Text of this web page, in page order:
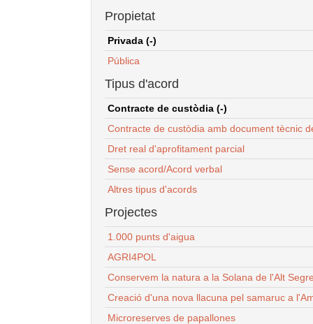
Propietat
Privada (-)
Pública
Tipus d'acord
Contracte de custòdia (-)
Contracte de custòdia amb document tècnic
Dret real d'aprofitament parcial
Sense acord/Acord verbal
Altres tipus d'acords
Projectes
1.000 punts d'aigua
AGRI4POL
Conservem la natura a la Solana de l'Alt
Creació d'una nova llacuna pel samaruc a
Microreserves de papallones